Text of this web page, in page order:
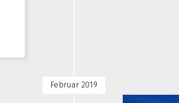
Februar 2019